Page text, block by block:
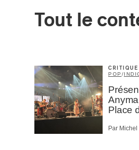
Tout le
CRITIQUE
POP /
Place
Par